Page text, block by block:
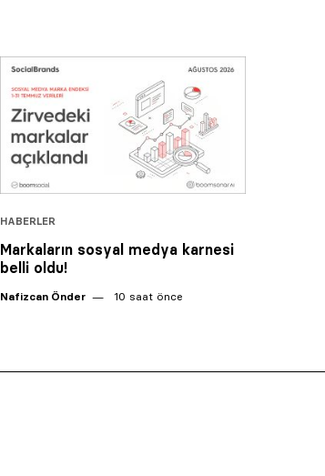
HABERLER
Markaların sosyal medya karnesi
belli oldu!
Nafizcan Önder 10 saat önce